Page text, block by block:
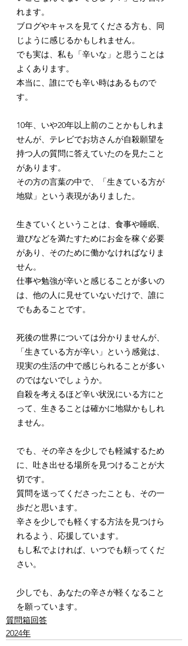
れます。
ブログやキャスを見てくださる方も、同
じように感じるかもしれません。
でも実は、私も「辛いな」と思うことは
よくあります。
本当に、誰にでも辛い時はあるもので
す。
10年、いや20年以上前のことかもしれま
せんが、テレビでお坊さんが自殺願望を
持つ人の質問に答えていたのを見たこと
があります。
その方の言葉の中で、「生きている方が
地獄」という表現がありました。
生きていくということは、食事や睡眠、
遊びなどを満たすためにお金を稼ぐ必要
があり、そのために働かなければなりま
せん。
仕事や勉強が辛いと感じることが多いの
は、他の人に見せていないだけで、誰に
でもあることです。
死後の世界については分かりませんが、
「生きている方が辛い」という感覚は、
現実の生活の中で感じられることが多い
のではないでしょうか。
自殺を考えるほど辛い状況にいる方にと
って、生きることは確かに地獄かもしれ
ません。
でも、その辛さを少しでも軽減するため
に、吐き出せる場所を見つけることが大
切です。
質問を送ってくださったことも、その一
歩だと思います。
辛さを少しでも軽くする方法を見つけら
れるよう、応援しています。
もし私でよければ、いつでも頼ってくだ
さい。
少しでも、あなたの辛さが軽くなること
を願っています。
質問箱回答
2024年